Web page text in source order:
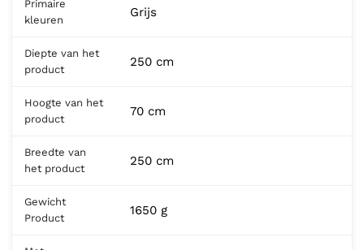
Primaire
kleuren
Grijs
Diepte van het
product
250 cm
Hoogte van het
product
70 cm
Breedte van
het product
250 cm
Gewicht
Product
1650 g